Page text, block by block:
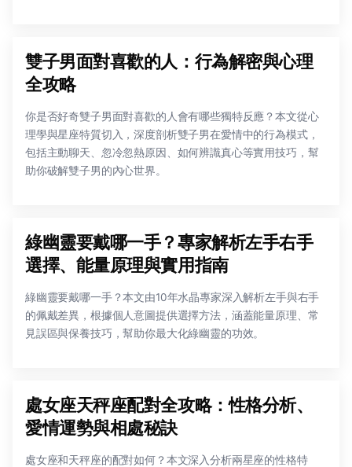
雙子男面對喜歡的人：行為解密與心理
全攻略
你是否好奇雙子男面對喜歡的人會有哪些獨特反應？本文從心
理學與星座特質切入，深度剖析雙子男在愛情中的行為模式，
包括主動聊天、忽冷忽熱原因、如何辨識真心等實用技巧，幫
助你破解雙子男的內心世界。
綠幽靈要戴哪一手？專家解析左手右手
選擇、能量原理與實用指南
綠幽靈要戴哪一手？本文由10年水晶專家深入解析左手與右手
的佩戴差異，根據個人意圖提供選擇方法，涵蓋能量原理、常
見誤區與保養技巧，幫助你最大化綠幽靈的功效。
處女座天秤座配對全攻略：性格分析、
愛情運勢與相處秘訣
處女座和天秤座的配對如何？本文深入分析兩星座的性格特